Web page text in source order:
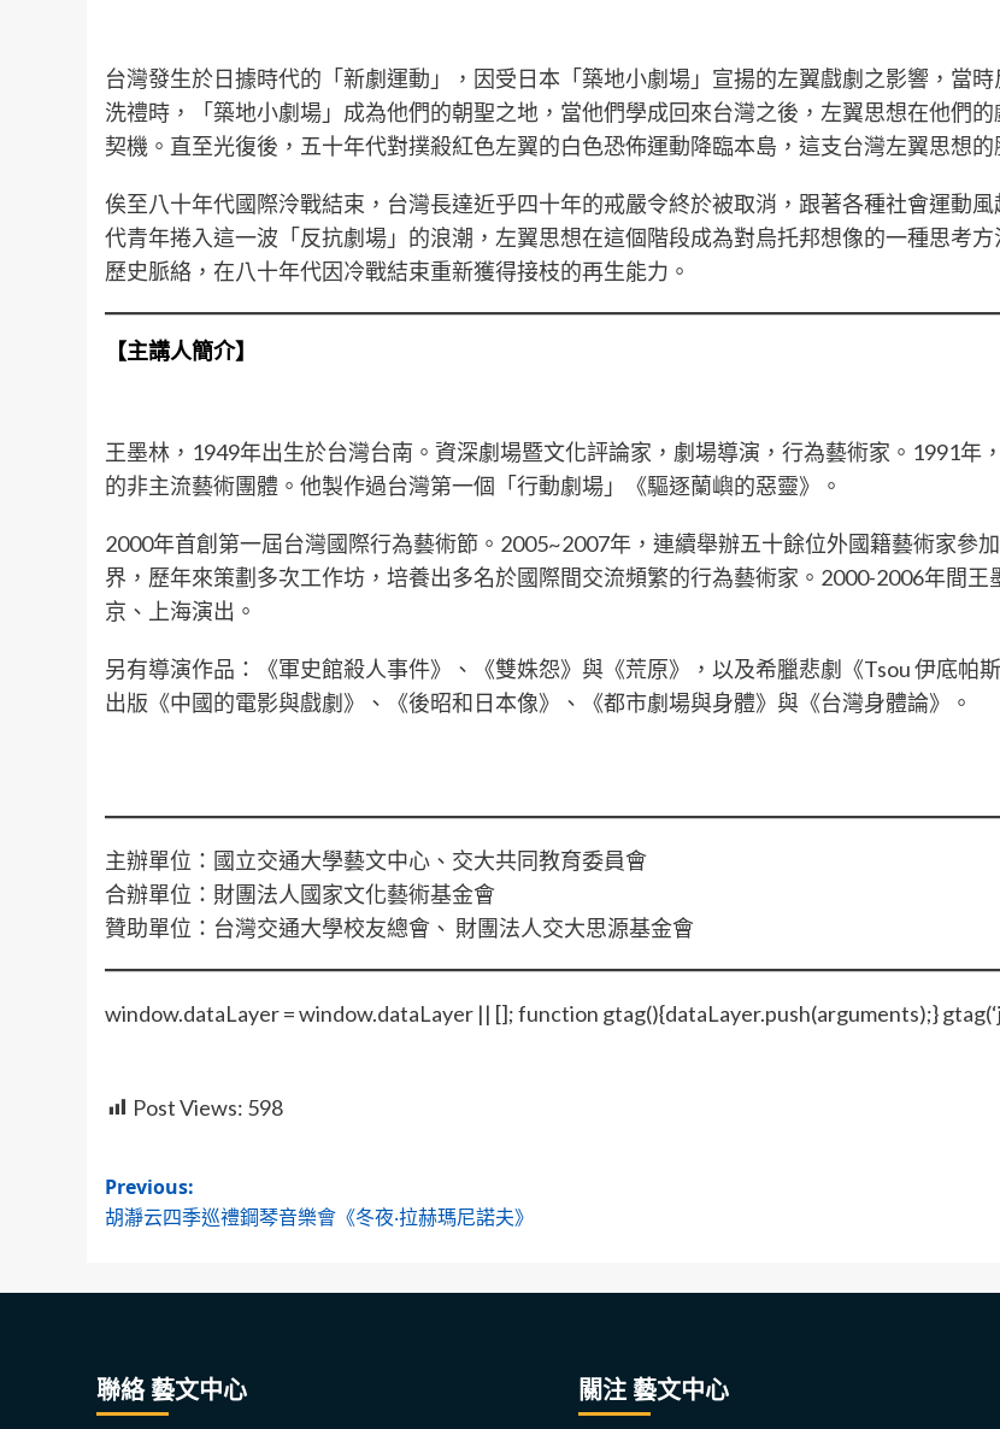
台灣發生於日據時代的「新劇運動」，因受日本「築地小劇場」宣揚的左翼戲劇之影響，當
洗禮時，「築地小劇場」成為他們的朝聖之地，當他們學成回來台灣之後，左翼思想在他們
契機。直至光復後，五十年代對撲殺紅色左翼的白色恐佈運動降臨本島，這支台灣左翼思想的
俟至八十年代國際泠戰結束，台灣長達近乎四十年的戒嚴令終於被取消，跟著各種社會運動
代青年捲入這一波「反抗劇場」的浪潮，左翼思想在這個階段成為對烏托邦想像的一種思考
歷史脈絡，在八十年代因冷戰結束重新獲得接枝的再生能力。
【主講人簡介】
王墨林，1949年出生於台灣台南。資深劇場暨文化評論家，劇場導演，行為藝術家。1991年
的非主流藝術團體。他製作過台灣第一個「行動劇場」《驅逐蘭嶼的惡靈》。
2000年首創第一屆台灣國際行為藝術節。2005~2007年，連續舉辦五十餘位外國籍藝術家參
界，歷年來策劃多次工作坊，培養出多名於國際間交流頻繁的行為藝術家。2000-2006年間
京、上海演出。
另有導演作品：《軍史館殺人事件》、《雙姝怨》與《荒原》，以及希臘悲劇《Tsou 伊底帕
出版《中國的電影與戲劇》、《後昭和日本像》、《都市劇場與身體》與《台灣身體論》。
主辦單位：國立交通大學藝文中心、交大共同教育委員會
合辦單位：財團法人國家文化藝術基金會
贊助單位：台灣交通大學校友總會、 財團法人交大思源基金會
window.dataLayer = window.dataLayer || []; function gtag(){dataLayer.push(arguments);}
Post Views: 598
Post
navigation
Previous:
胡瀞云四季巡禮鋼琴音樂會《冬夜‧拉赫瑪尼諾夫》
聯絡 藝文中心 關注 藝文中心